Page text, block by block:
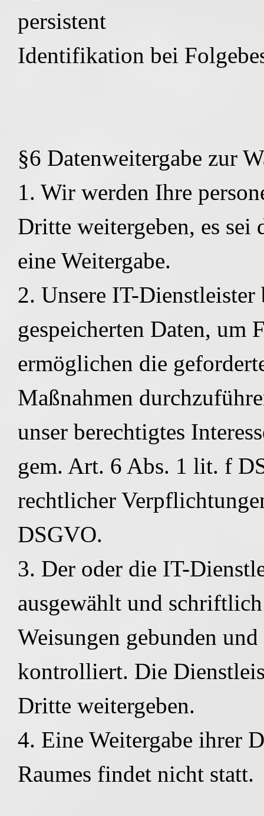
persistent
Identifikation bei
§6 Datenweitergabe zur
1. Wir werden Ihre
Dritte weitergeben, es
eine Weitergabe.
2. Unsere IT-
gespeicherten Daten, um
ermöglichen die
Maßnahmen
unser berechtigtes
gem. Art. 6 Abs. 1 lit. f
rechtlicher
DSGVO.
3. Der oder die IT-
ausgewählt und
Weisungen gebunden
kontrolliert. Die
Dritte weitergeben.
4. Eine Weitergabe ihrer
Raumes findet nicht statt.